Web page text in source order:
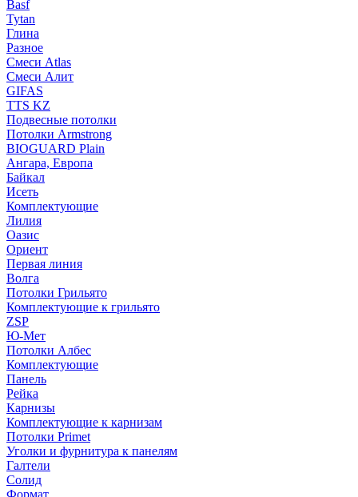
Basf
Tytan
Глина
Разное
Смеси Atlas
Смеси Алит
GIFAS
TTS KZ
Подвесные потолки
Потолки Armstrong
BIOGUARD Plain
Ангара, Европа
Байкал
Исеть
Комплектующие
Лилия
Оазис
Ориент
Первая линия
Волга
Потолки Грильято
Комплектующие к грильято
ZSP
Ю-Мет
Потолки Албес
Комплектующие
Панель
Рейка
Карнизы
Комплектующие к карнизам
Потолки Primet
Уголки и фурнитура к панелям
Галтели
Солид
Формат